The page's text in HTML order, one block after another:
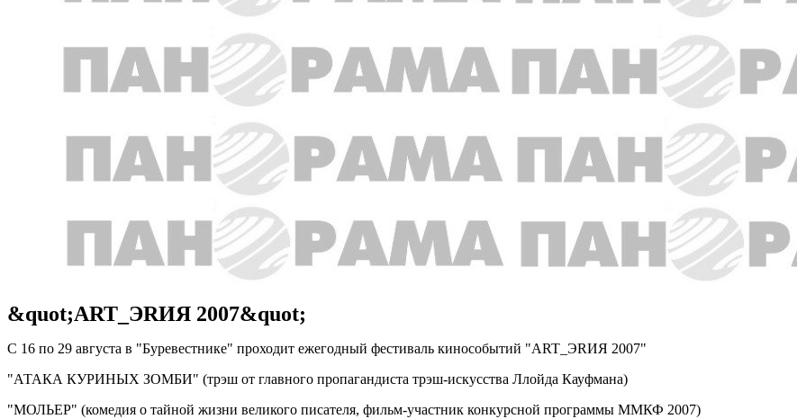
&quot;ART_ЭRИЯ 2007&quot;
С 16 по 29 августа в "Буревестнике" проходит ежегодный фестиваль кинособытий "ART_ЭRИЯ 2007"
"АТАКА КУРИНЫХ ЗОМБИ" (трэш от главного пропагандиста трэш-искусства Ллойда Кауфмана)
"МОЛЬЕР" (комедия о тайной жизни великого писателя, фильм-участник конкурсной программы ММКФ 2007)